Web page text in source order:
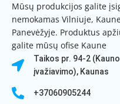
Mūsų produkcijos galite
nemokamas Vilniuje,
Panevėžyje. Produktus
galite mūsų ofise Kaune
Taikos pr. 94-2
įvažiavimo), Kaunas
+37060905244